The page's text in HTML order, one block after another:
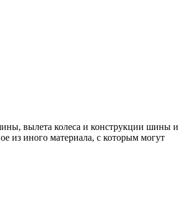
вылета колеса и конструкции шины и
из иного материала, с которым могут